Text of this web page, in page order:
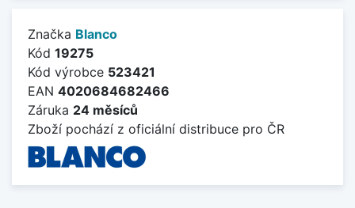
Značka Blanco
Kód 19275
Kód výrobce 523421
EAN 4020684682466
Záruka 24 měsíců
Zboží pochází z oficiální distribuce pro ČR